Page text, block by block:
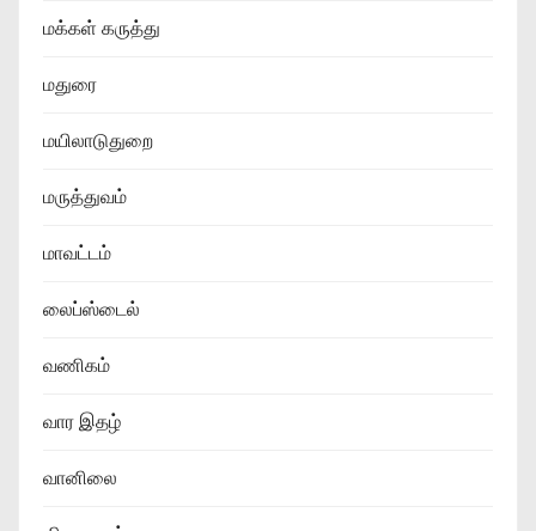
மக்கள் கருத்து
மதுரை
மயிலாடுதுறை
மருத்துவம்
மாவட்டம்
லைப்ஸ்டைல்
வணிகம்
வார இதழ்
வானிலை